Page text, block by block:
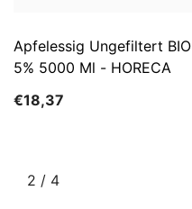
Apfelessig Ungefiltert BIO
5% 5000 Ml - HORECA
€18,37
2 / von
4